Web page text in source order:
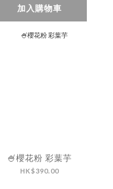
加入購物車
🍧櫻花粉 彩葉芋
HK$390.00